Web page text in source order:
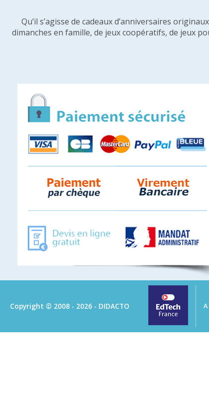
Qu’il s’agisse de cadeaux d’anniversaires
dimanches en famille, de jeux coopératifs, de jeux
Copyright © 2008 - 2026 - DIDACTO A